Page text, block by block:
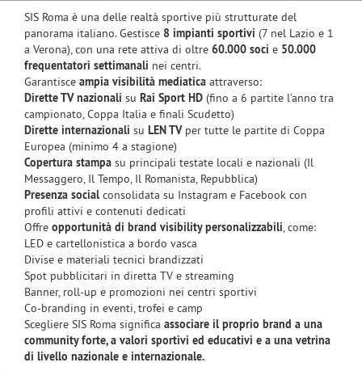
SIS Roma è una delle realtà sportive più strutturate del
panorama italiano. Gestisce 8 impianti sportivi (7 nel Lazio e 1
a Verona), con una rete attiva di oltre 60.000 soci e 50.000
frequentatori settimanali nei centri.
Garantisce ampia visibilità mediatica attraverso:
Dirette TV nazionali su Rai Sport HD (fino a 6 partite l’anno tra
campionato, Coppa Italia e finali Scudetto)
Dirette internazionali su LEN TVper tutte le partite di Coppa
Europea (minimo 4 a stagione)
Copertura stampa su principali testate locali e nazionali (Il
Messaggero, Il Tempo, Il Romanista, Repubblica)
Presenza social consolidata su Instagram e Facebook con
profili attivi e contenuti dedicati
Offre opportunità di brand visibility personalizzabili, come:
LED e cartellonistica a bordo vasca
Divise e materiali tecnici brandizzati
Spot pubblicitari in diretta TV e streaming
Banner, roll-up e promozioni nei centri sportivi
Co-branding in eventi, trofei e camp
Scegliere SIS Roma significa associare il proprio brand a una
community forte, a valori sportivi ed educativi e a una vetrina
di livello nazionale e internazionale.